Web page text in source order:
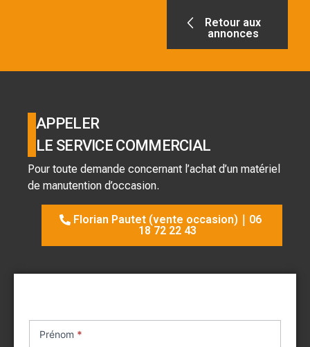
Retour aux
annonces
APPELER
LE SERVICE COMMERCIAL
Pour toute demande concernant l’achat d’un matériel
de manutention d’occasion.
Florian Pautet (vente occasion)｜06
18 72 22 43
achat
Prénom *